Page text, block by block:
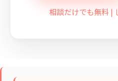
相談だけでも無料 |